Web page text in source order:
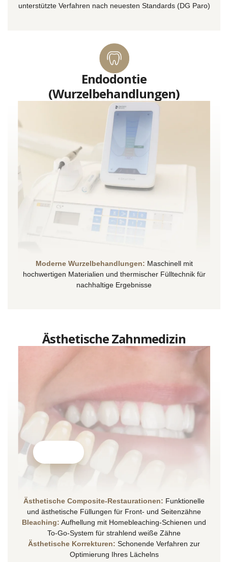
unterstützte Verfahren nach neuesten Standards (DG Paro)
Endodontie
(Wurzelbehandlungen)
Moderne Wurzelbehandlungen: Maschinell mit
hochwertigen Materialien und thermischer Fülltechnik für
nachhaltige Ergebnisse
Ästhetische Zahnmedizin
Ästhetische Composite-Restaurationen: Funktionelle
und ästhetische Füllungen für Front- und Seitenzähne
Bleaching: Aufhellung mit Homebleaching-Schienen und
To-Go-System für strahlend weiße Zähne
Ästhetische Korrekturen: Schonende Verfahren zur
Optimierung Ihres Lächelns